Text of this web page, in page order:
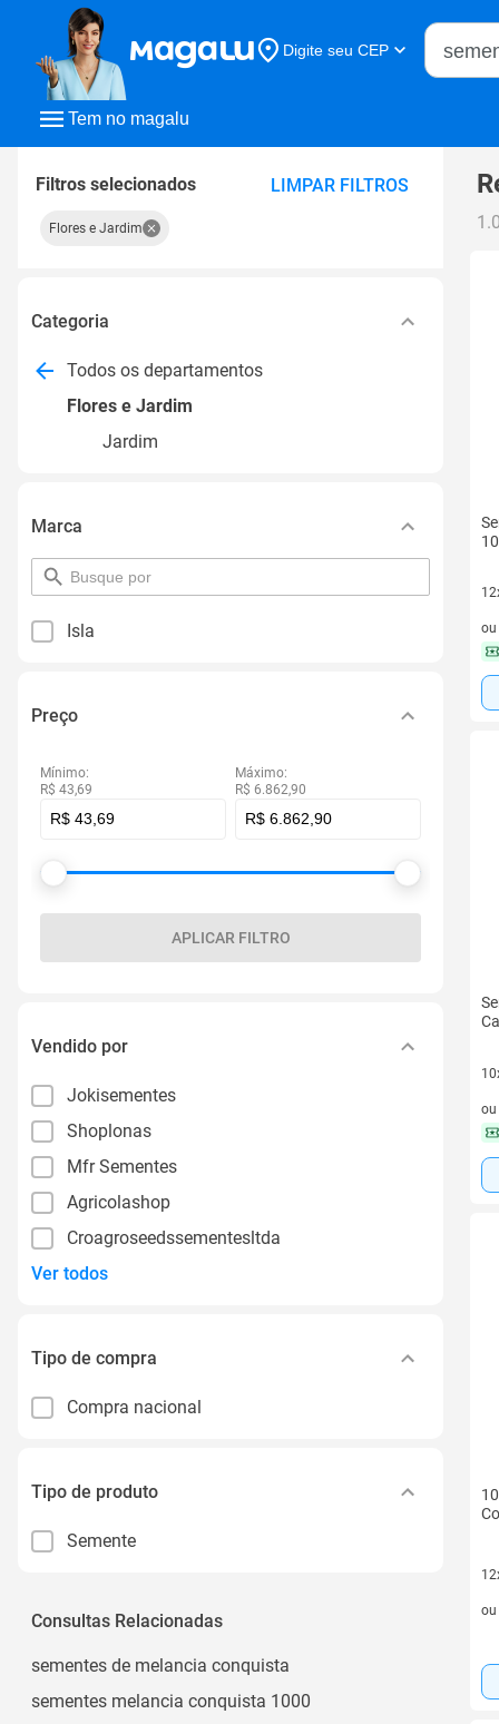
Tem no magalu
Digite seu CEP
Buscar
Filtros selecionados LIMPAR FILTROS
Flores e Jardim
Categoria
Todos os departamentos
Flores e Jardim
Jardim
Marca
pesquisar
por
Isla
Preço
Mínimo:
R$ 43,69
Máximo:
R$ 6.862,90
APLICAR FILTRO
Vendido por
Jokisementes
Shoplonas
Mfr Sementes
Agricolashop
Croagroseedssementesltda
Ver todos
Tipo de compra
Compra nacional
Tipo de produto
Semente
Consultas Relacionadas
sementes de melancia conquista
sementes melancia conquista 1000
ou
ou
ou